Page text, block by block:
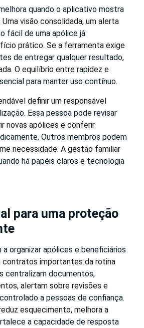
quando o aplicativo mostra
visão consolidada, um alerta
fácil de uma apólice já
prático. Se a ferramenta exige
de entregar qualquer resultado,
O equilíbrio entre rapidez e
para manter uso contínuo.
definir um responsável
Essa pessoa pode revisar
novas apólices e conferir
Outros membros podem
necessidade. A gestão familiar
há papéis claros e tecnologia
para uma proteção
organizar apólices e beneficiários
contratos importantes da rotina
centralizam documentos,
alertam sobre revisões e
a pessoas de confiança.
esquecimento, melhora a
a capacidade de resposta